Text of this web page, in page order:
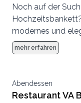
Noch auf der
modernes und
Witterung zulässt
einladenden
Aussenbereich.
mehr erfahren
Abendessen
Restaurant VA